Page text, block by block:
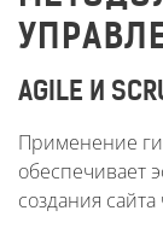
AGILE И
Применение
обеспечивает
создания